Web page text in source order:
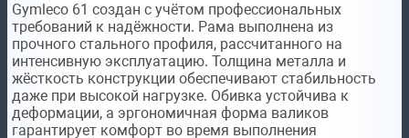
Gymleco 61 создан с учётом профессиональных
требований к надёжности. Рама выполнена из
прочного стального профиля, рассчитанного на
интенсивную эксплуатацию. Толщина металла и
жёсткость конструкции обеспечивают стабильность
даже при высокой нагрузке. Обивка устойчива к
деформации, а эргономичная форма валиков
гарантирует комфорт во время выполнения